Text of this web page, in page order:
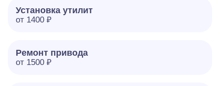
Установка утилит
от 1400 ₽
Ремонт привода
от 1500 ₽